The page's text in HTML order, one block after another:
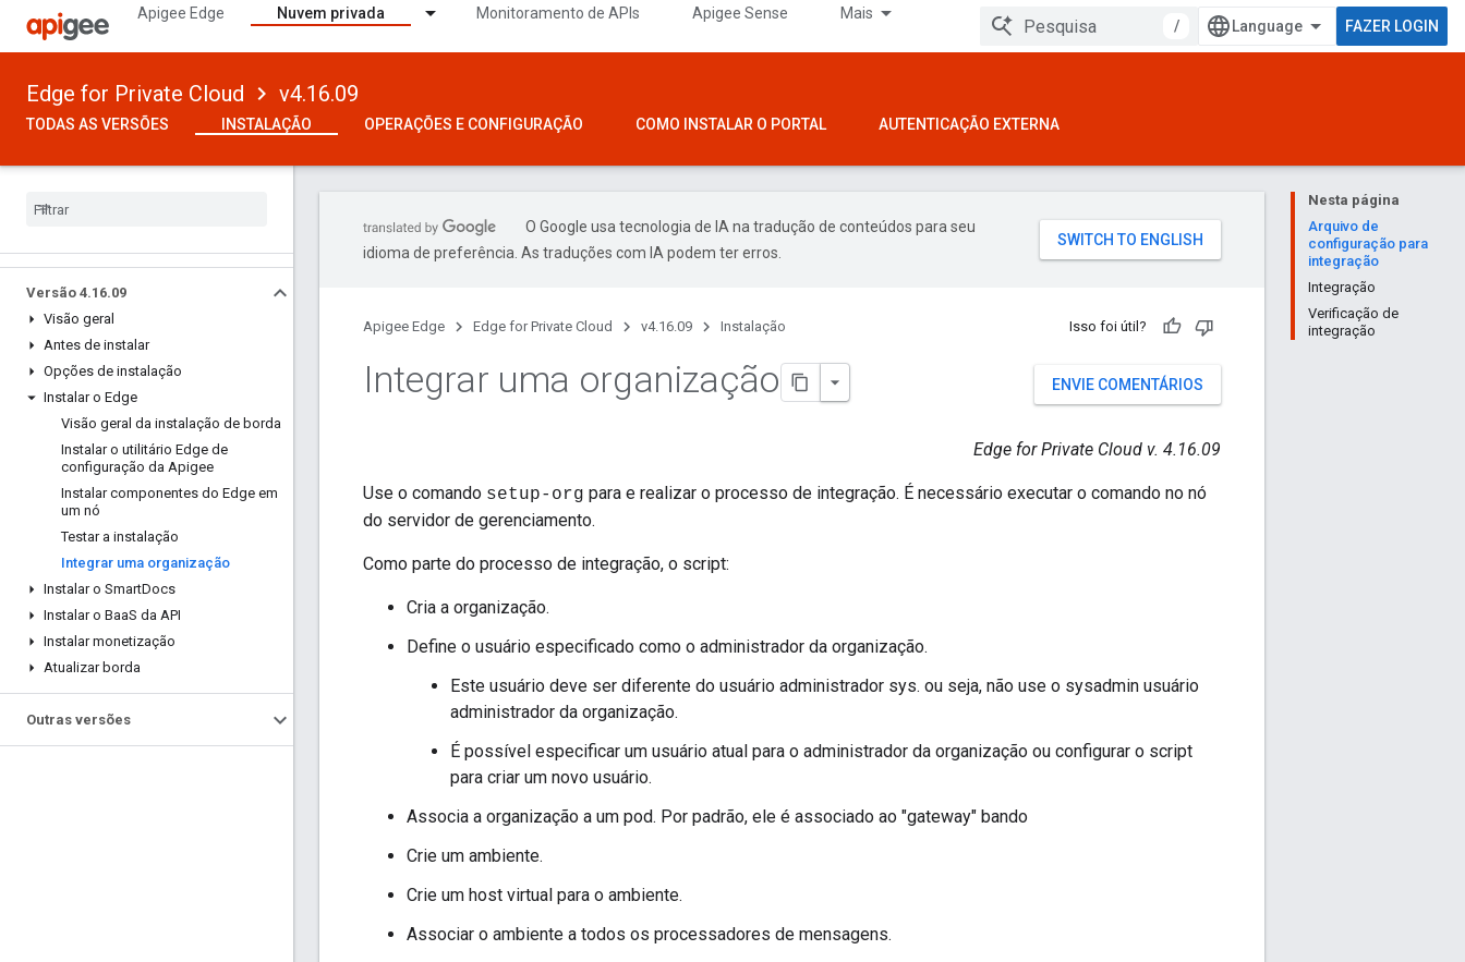
Apigee Edge Nuvem privada Monitoramento de APIs Apigee Sense Mais
/ FAZER LOGIN
Edge for Private Cloud v4.16.09
TODAS AS VERSÕES INSTALAÇÃO OPERAÇÕES E CONFIGURAÇÃO COMO INSTALAR O PORTAL AUTENTICAÇÃO EXTERNA
Versão 4.16.09
Visão geral
Antes de instalar
Opções de instalação
Instalar o Edge
Visão geral da instalação de borda
Instalar o utilitário Edge de
configuração da Apigee
Instalar componentes do Edge em
um nó
Testar a instalação
Integrar uma organização
Instalar o SmartDocs
Instalar o BaaS da API
Instalar monetização
Atualizar borda
Outras versões
Nesta página
Arquivo de
configuração para
integração
Integração
Verificação de
integração
O Google usa tecnologia de IA na tradução de conteúdos para seu
idioma de preferência. As traduções com IA podem ter erros.
Apigee Edge Edge for Private Cloud v4.16.09 Instalação Isso foi útil?
ENVIE COMENTÁRIOS
Integrar uma organização
Edge for Private Cloud v. 4.16.09
Use o comando setup-org para e realizar o processo de integração. É necessário executar o comando no nó
do servidor de gerenciamento.
Como parte do processo de integração, o script:
Cria a organização.
Define o usuário especificado como o administrador da organização.
Este usuário deve ser diferente do usuário administrador sys. ou seja, não use o sysadmin usuário
administrador da organização.
É possível especificar um usuário atual para o administrador da organização ou configurar o script
para criar um novo usuário.
Associa a organização a um pod. Por padrão, ele é associado ao "gateway" bando
Crie um ambiente.
Crie um host virtual para o ambiente.
Associar o ambiente a todos os processadores de mensagens.